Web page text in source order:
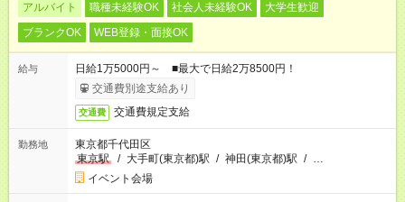
アルバイト 職種未経験OK 社会人未経験OK
大学生歓迎
ブランクOK
WEB登録・面接OK
給与
日給1万5000円～ ■最大で日給2万8500円！
交通費別途支給あり
交通費 交通費規定支給
勤務地
東京都千代田区
東京駅
/ 大手町(東京都)駅 / 神田(東京都)駅 / …
イベント会場